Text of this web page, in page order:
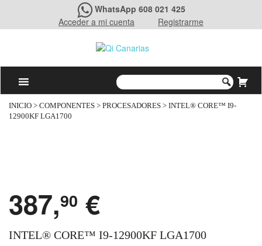
WhatsApp 608 021 425
Acceder a mi cuenta
Registrarme
INICIO > COMPONENTES > PROCESADORES > INTEL® CORE™ I9-
12900KF LGA1700
387,90 €
INTEL® CORE™ I9-12900KF LGA1700